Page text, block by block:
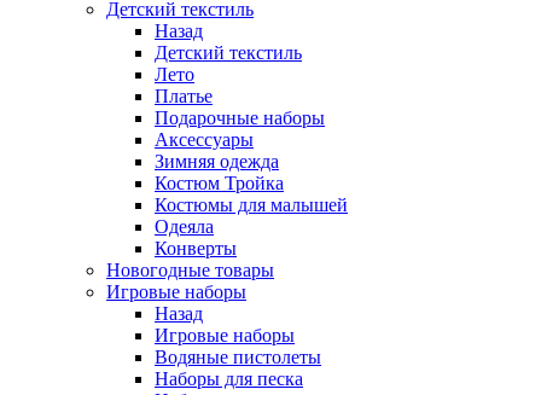
Детский текстиль
Назад
Детский текстиль
Лето
Платье
Подарочные наборы
Аксессуары
Зимняя одежда
Костюм Тройка
Костюмы для малышей
Одеяла
Конверты
Новогодные товары
Игровые наборы
Назад
Игровые наборы
Водяные пистолеты
Наборы для песка